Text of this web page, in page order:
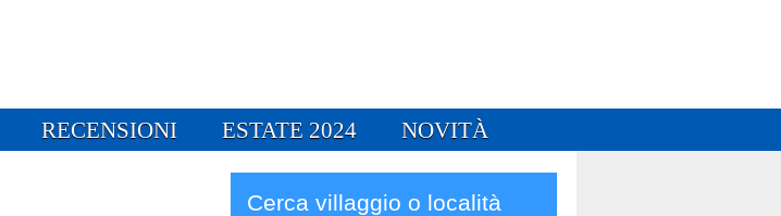
RECENSIONI ESTATE 2024 NOVITÀ
Cerca villaggio o località